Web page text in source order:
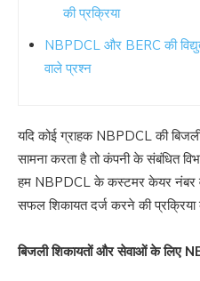
की प्रक्रिया
NBPDCL और BERC की
वाले प्रश्न
यदि कोई ग्राहक NBPDCL की
सामना करता है तो कंपनी के संबंधित
हम NBPDCL के कस्टमर केयर नंबर
सफल शिकायत दर्ज करने की
बिजली शिकायतों और सेवाओं के लिए